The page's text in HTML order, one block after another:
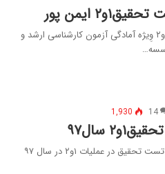
ایمن پور
دوره نکته و تست تحقیق در عملیات ۱و۲ وِیژه آمادگی آزمون کارشناسی ارشد و
14
1,930
سال۹۷
نکته و تست زمستان ۹۷ دوره نکته و تست تحقیق در عملیات ۱و۲ در سال ۹۷